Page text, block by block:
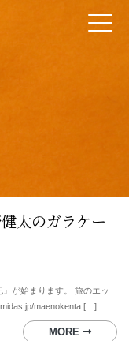
太のガラケー
が始まります。 旅のエッ
maenokenta […]
MORE